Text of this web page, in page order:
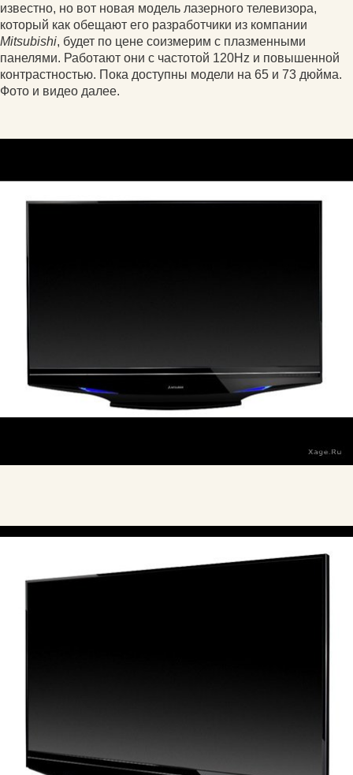
известно, но вот новая модель лазерного телевизора,
который как обещают его разработчики из компании
Mitsubishi, будет по цене соизмерим с плазменными
панелями. Работают они с частотой 120Hz и повышенной
контрастностью. Пока доступны модели на 65 и 73 дюйма.
Фото и видео далее.